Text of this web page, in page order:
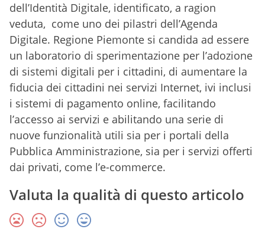
dell’Identità Digitale, identificato, a ragion
veduta, come uno dei pilastri dell’Agenda
Digitale. Regione Piemonte si candida ad essere
un laboratorio di sperimentazione per l’adozione
di sistemi digitali per i cittadini, di aumentare la
fiducia dei cittadini nei servizi Internet, ivi inclusi
i sistemi di pagamento online, facilitando
l’accesso ai servizi e abilitando una serie di
nuove funzionalità utili sia per i portali della
Pubblica Amministrazione, sia per i servizi offerti
dai privati, come l’e-commerce.
Valuta la qualità di questo articolo